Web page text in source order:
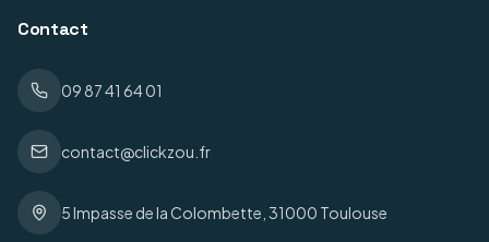
Contact
09 87 41 64 01
contact@clickzou.fr
5 Impasse de la Colombette, 31000 Toulouse